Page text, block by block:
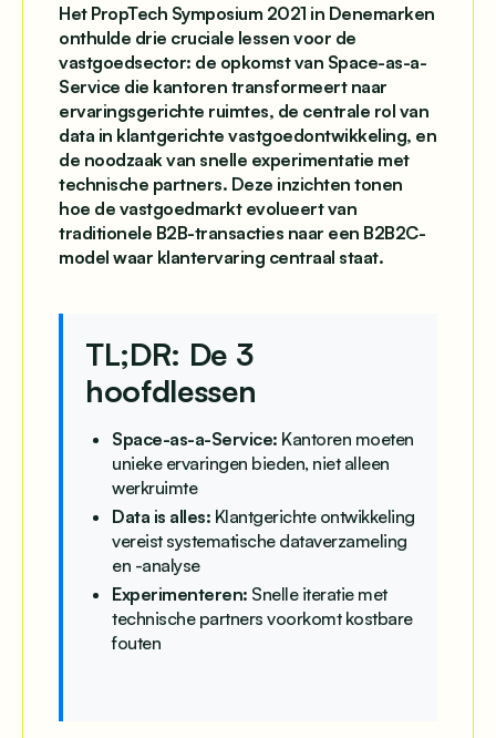
Het PropTech Symposium 2021 in Denemarken
onthulde drie cruciale lessen voor de
vastgoedsector: de opkomst van Space-as-a-
Service die kantoren transformeert naar
ervaringsgerichte ruimtes, de centrale rol van
data in klantgerichte vastgoedontwikkeling, en
de noodzaak van snelle experimentatie met
technische partners. Deze inzichten tonen
hoe de vastgoedmarkt evolueert van
traditionele B2B-transacties naar een B2B2C-
model waar klantervaring centraal staat.
TL;DR: De 3
hoofdlessen
Space-as-a-Service: Kantoren moeten
unieke ervaringen bieden, niet alleen
werkruimte
Data is alles: Klantgerichte ontwikkeling
vereist systematische dataverzameling
en -analyse
Experimenteren: Snelle iteratie met
technische partners voorkomt kostbare
fouten